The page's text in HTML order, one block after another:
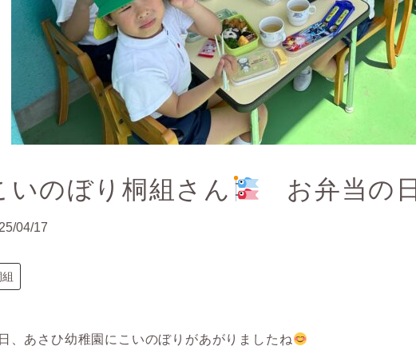
いのぼり桐組さん お弁当の日
04/17
、あさひ幼稚園にこいのぼりがあがりましたね